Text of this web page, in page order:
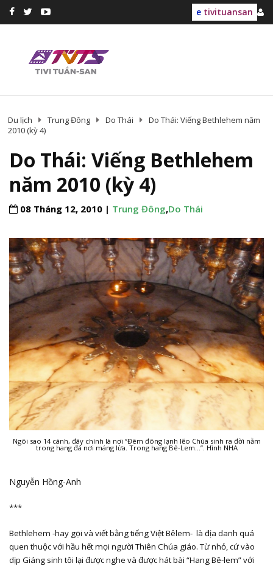
e tivituansan
Du lịch Trung Đông Do Thái
Do Thái: Viếng Bethlehem năm
2010 (kỳ 4)
Do Thái: Viếng Bethlehem
năm 2010 (kỳ 4)
08 Tháng 12, 2010 | Trung Đông,Do Thái
Ngôi sao 14 cánh, đây chính là nơi “Đêm đông lạnh lẽo Chúa sinh ra đời nằm
trong hang đá nơi máng lừa. Trong hang Bê-Lem…”. Hình NHA
Nguyễn Hồng-Anh
***
Bethlehem -hay gọi và viết bằng tiếng Việt Bêlem- là địa danh quá
quen thuộc với hầu hết mọi người Thiên Chúa giáo. Từ nhỏ, cứ vào
dịp Giáng sinh tôi lại được nghe và được hát bài “Hang Bê-lem” với